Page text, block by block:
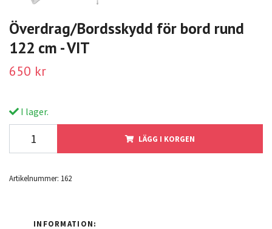
Överdrag/Bordsskydd för bord rund
122 cm - VIT
650 kr
I lager.
LÄGG I KORGEN
Artikelnummer: 162
INFORMATION: